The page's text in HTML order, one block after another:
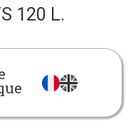
120 L.